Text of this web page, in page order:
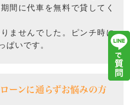
間に代車を無料で貸してく
ませんでした。ピンチ時に
ぱいです。
ーンに通らずお悩みの方